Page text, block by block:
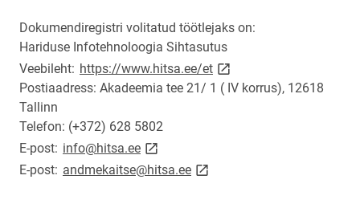
Dokumendiregistri volitatud töötlejaks on:
Hariduse Infotehnoloogia Sihtasutus
Veebileht: https://www.hitsa.ee/etlink opens on new page
Postiaadress: Akadeemia tee 21/ 1 ( IV korrus), 12618
Tallinn
Telefon: (+372) 628 5802
E-post: info@hitsa.eelink opens on new page
E-post: andmekaitse@hitsa.eelink opens on new page